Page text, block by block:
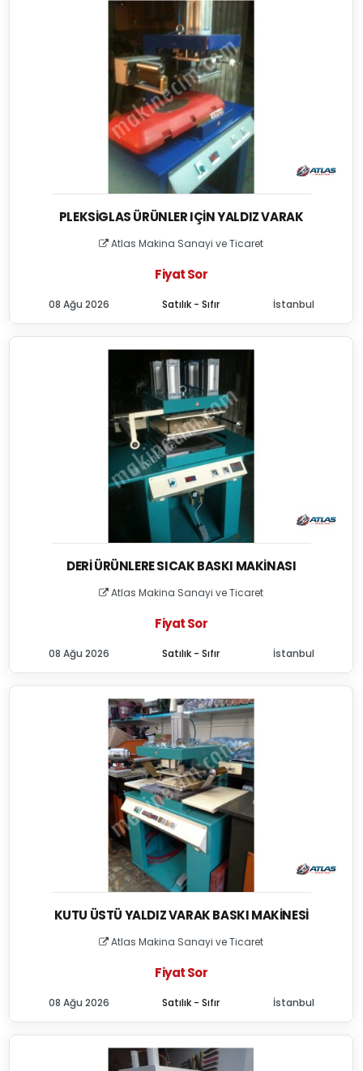
PLEKSIGLAS ÜRÜNLER IÇIN YALDIZ VARAK
Atlas Makina Sanayi ve Ticaret
Fiyat Sor
Satılık - Sıfır
08 Ağu 2026 İstanbul
DERI ÜRÜNLERE SICAK BASKI MAKINASI
Atlas Makina Sanayi ve Ticaret
Fiyat Sor
Satılık - Sıfır
08 Ağu 2026 İstanbul
KUTU ÜSTÜ YALDIZ VARAK BASKI MAKINESI
Atlas Makina Sanayi ve Ticaret
Fiyat Sor
Satılık - Sıfır
08 Ağu 2026 İstanbul